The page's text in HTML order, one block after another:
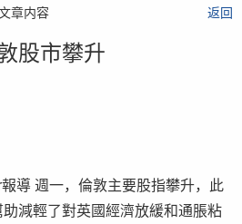
章内容 返回
股市攀升
導 週一，倫敦主要股指攀升，此
減輕了對英國經濟放緩和通脹粘